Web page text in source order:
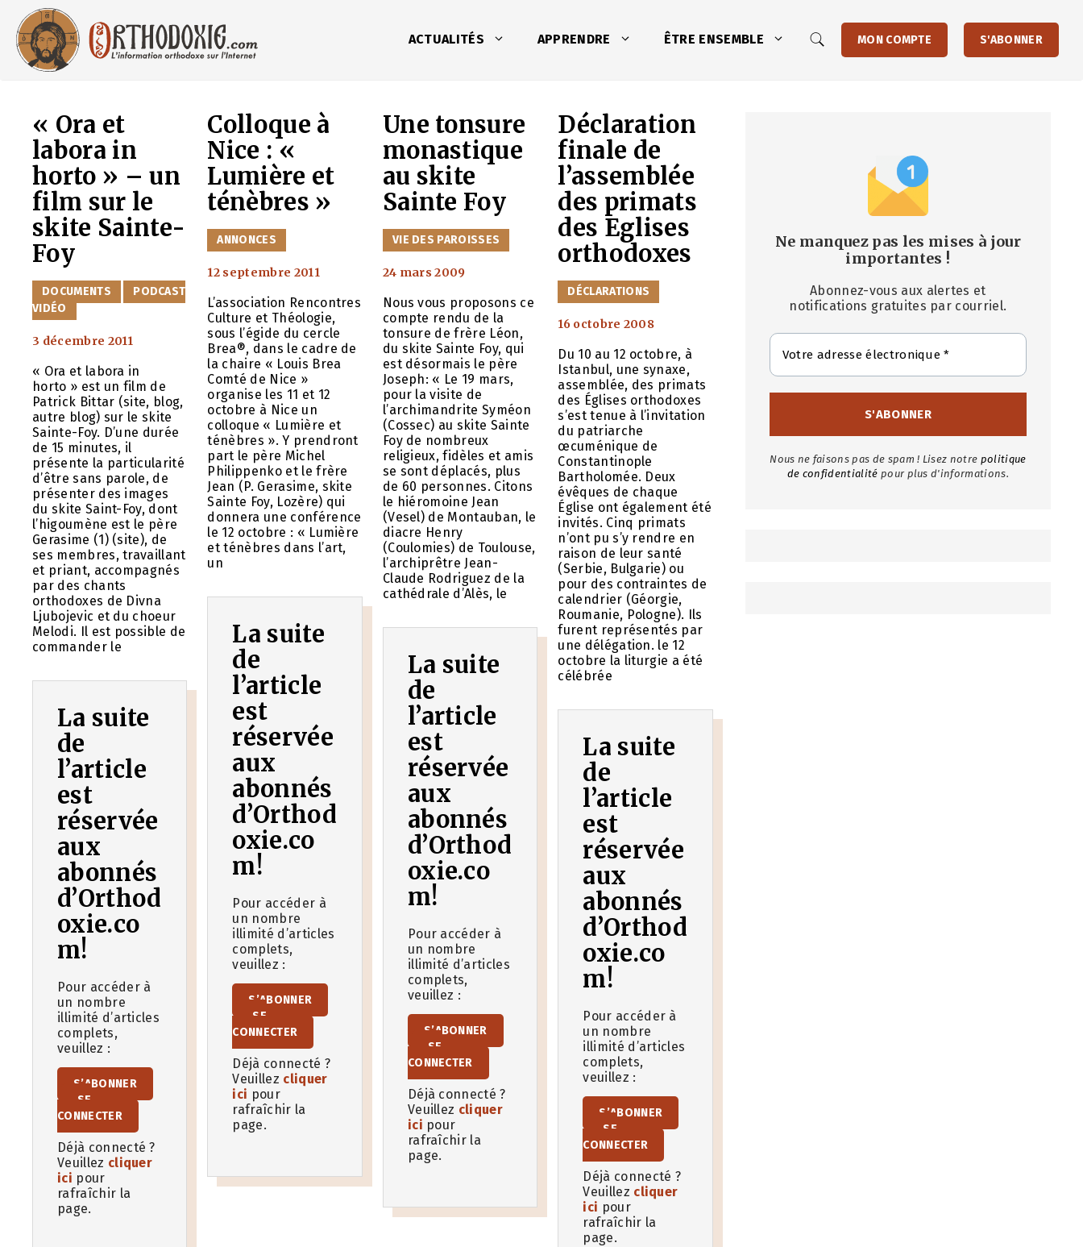
contenu
ACTUALITÉS APPRENDRE ÊTRE ENSEMBLE MON COMPTE S'ABONNER
« Ora et
labora in
horto » – un
film sur le
skite Sainte-
Foy
CATÉGORIES
DOCUMENTS
PODCAST
VIDÉO
3 décembre 2011
« Ora et labora in
horto » est un film de
Patrick Bittar (site, blog,
autre blog) sur le skite
Sainte-Foy. D’une durée
de 15 minutes, il
présente la particularité
d’être sans parole, de
présenter des images
du skite Saint-Foy, dont
l’higoumène est le père
Gerasime (1) (site), de
ses membres, travaillant
et priant, accompagnés
par des chants
orthodoxes de Divna
Ljubojevic et du choeur
Melodi. Il est possible de
commander le
La suite
de
l’article
est
réservée
aux
abonnés
d’Orthod
oxie.co
m!
Pour accéder à
un nombre
illimité d’articles
complets,
veuillez :
S’ABONNER
SE
CONNECTER
Déjà connecté ?
Veuillez cliquer
ici pour
rafraîchir la
page.
Colloque à
Nice : «
Lumière et
ténèbres »
CATÉGORIES
ANNONCES
12 septembre 2011
L’association Rencontres
Culture et Théologie,
sous l’égide du cercle
Brea®, dans le cadre de
la chaire « Louis Brea
Comté de Nice »
organise les 11 et 12
octobre à Nice un
colloque « Lumière et
ténèbres ». Y prendront
part le père Michel
Philippenko et le frère
Jean (P. Gerasime, skite
Sainte Foy, Lozère) qui
donnera une conférence
le 12 octobre : « Lumière
et ténèbres dans l’art,
un
La suite
de
l’article
est
réservée
aux
abonnés
d’Orthod
oxie.co
m!
Pour accéder à
un nombre
illimité d’articles
complets,
veuillez :
S’ABONNER
SE
CONNECTER
Déjà connecté ?
Veuillez cliquer
ici pour
rafraîchir la
page.
Une tonsure
monastique
au skite
Sainte Foy
CATÉGORIES
VIE DES PAROISSES
24 mars 2009
Nous vous proposons ce
compte rendu de la
tonsure de frère Léon,
du skite Sainte Foy, qui
est désormais le père
Joseph: « Le 19 mars,
pour la visite de
l’archimandrite Syméon
(Cossec) au skite Sainte
Foy de nombreux
religieux, fidèles et amis
se sont déplacés, plus
de 60 personnes. Citons
le hiéromoine Jean
(Vesel) de Montauban, le
diacre Henry
(Coulomies) de Toulouse,
l’archiprêtre Jean-
Claude Rodriguez de la
cathédrale d’Alès, le
La suite
de
l’article
est
réservée
aux
abonnés
d’Orthod
oxie.co
m!
Pour accéder à
un nombre
illimité d’articles
complets,
veuillez :
S’ABONNER
SE
CONNECTER
Déjà connecté ?
Veuillez cliquer
ici pour
rafraîchir la
page.
Déclaration
finale de
l’assemblée
des primats
des Eglises
orthodoxes
CATÉGORIES
DÉCLARATIONS
16 octobre 2008
Du 10 au 12 octobre, à
Istanbul, une synaxe,
assemblée, des primats
des Églises orthodoxes
s’est tenue à l’invitation
du patriarche
œcuménique de
Constantinople
Bartholomée. Deux
évêques de chaque
Église ont également été
invités. Cinq primats
n’ont pu s’y rendre en
raison de leur santé
(Serbie, Bulgarie) ou
pour des contraintes de
calendrier (Géorgie,
Roumanie, Pologne). Ils
furent représentés par
une délégation. le 12
octobre la liturgie a été
célébrée
La suite
de
l’article
est
réservée
aux
abonnés
d’Orthod
oxie.co
m!
Pour accéder à
un nombre
illimité d’articles
complets,
veuillez :
S’ABONNER
SE
CONNECTER
Déjà connecté ?
Veuillez cliquer
ici pour
rafraîchir la
page.
Ne manquez pas les mises à jour
importantes !
Abonnez-vous aux alertes et
notifications gratuites par courriel.
Nous ne faisons pas de spam ! Lisez notre politique
de confidentialité pour plus d'informations.